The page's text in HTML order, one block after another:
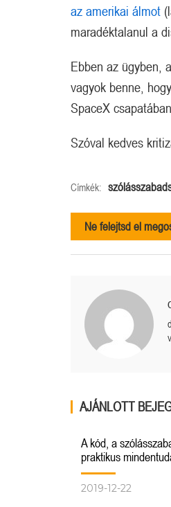
az amerikai álmot
maradéktalanul a
Ebben az ügyben,
vagyok benne,
SpaceX csapatában.
Szóval kedves
Címkék:
Ne felejtsd el
AJÁNLOTT
A kód, a
praktikus
2019-12-22